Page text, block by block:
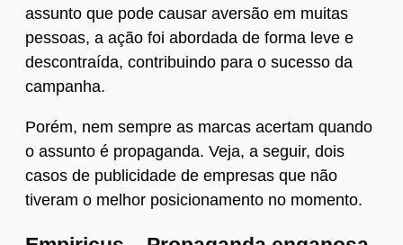
assunto que pode causar aversão em muitas
pessoas, a ação foi abordada de forma leve e
descontraída, contribuindo para o sucesso da
campanha.
Porém, nem sempre as marcas acertam quando
o assunto é propaganda. Veja, a seguir, dois
casos de publicidade de empresas que não
tiveram o melhor posicionamento no momento.